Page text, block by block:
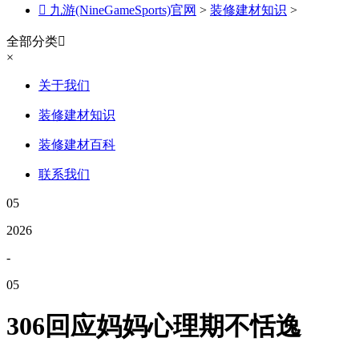
 九游(NineGameSports)官网 > 装修建材知识 >
全部分类
×
关于我们
装修建材知识
装修建材百科
联系我们
05
2026
-
05
306回应妈妈心理期不恬逸